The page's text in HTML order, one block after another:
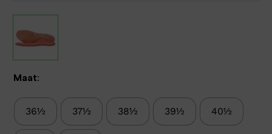
Maat:
36½ 37½ 38½ 39½ 40½